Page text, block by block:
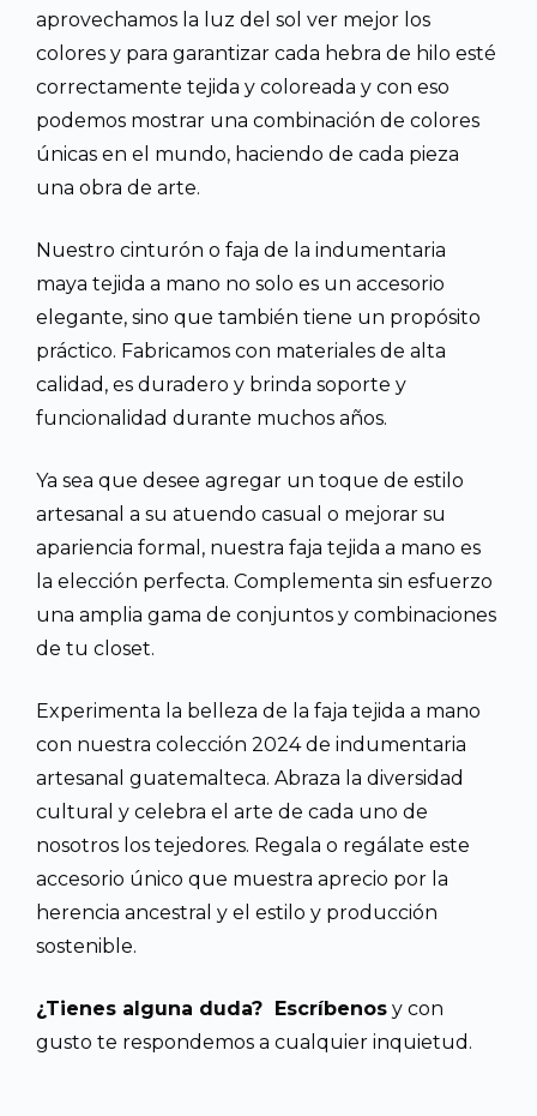
aprovechamos la luz del sol ver mejor los
colores y para garantizar cada hebra de hilo esté
correctamente tejida y coloreada y con eso
podemos mostrar una combinación de colores
únicas en el mundo, haciendo de cada pieza
una obra de arte.
Nuestro cinturón o faja de la indumentaria
maya tejida a mano no solo es un accesorio
elegante, sino que también tiene un propósito
práctico. Fabricamos con materiales de alta
calidad, es duradero y brinda soporte y
funcionalidad durante muchos años.
Ya sea que desee agregar un toque de estilo
artesanal a su atuendo casual o mejorar su
apariencia formal, nuestra faja tejida a mano es
la elección perfecta. Complementa sin esfuerzo
una amplia gama de conjuntos y combinaciones
de tu closet.
Experimenta la belleza de la faja tejida a mano
con nuestra colección 2024 de indumentaria
artesanal guatemalteca. Abraza la diversidad
cultural y celebra el arte de cada uno de
nosotros los tejedores. Regala o regálate este
accesorio único que muestra aprecio por la
herencia ancestral y el estilo y producción
sostenible.
¿Tienes alguna duda? Escríbenos y con
gusto te respondemos a cualquier inquietud.